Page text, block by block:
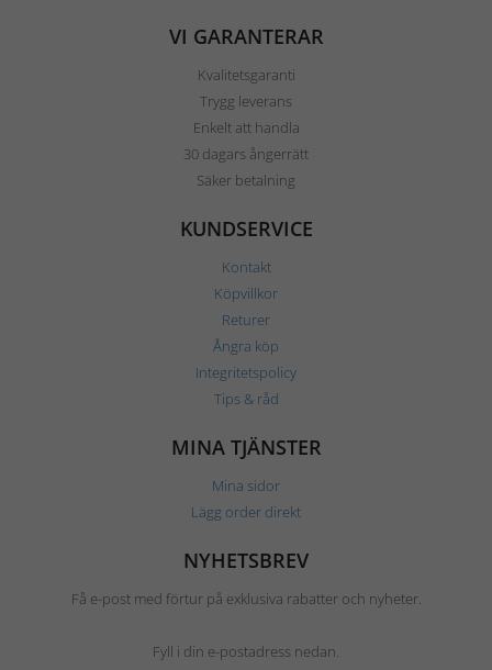
VI GARANTERAR
Kvalitetsgaranti
Trygg leverans
Enkelt att handla
30 dagars ångerrätt
Säker betalning
KUNDSERVICE
Kontakt
Köpvillkor
Returer
Ångra köp
Integritetspolicy
Tips & råd
MINA TJÄNSTER
Mina sidor
Lägg order direkt
NYHETSBREV
Få e-post med förtur på exklusiva rabatter och nyheter.
Fyll i din e-postadress nedan.